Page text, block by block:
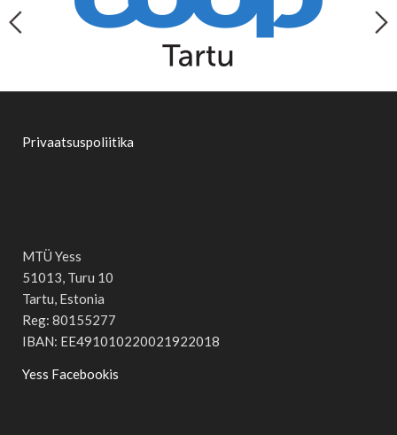
Privaatsuspoliitika
MTÜ Yess
51013, Turu 10
Tartu, Estonia
Reg: 80155277
IBAN: EE491010220021922018
Yess Facebookis